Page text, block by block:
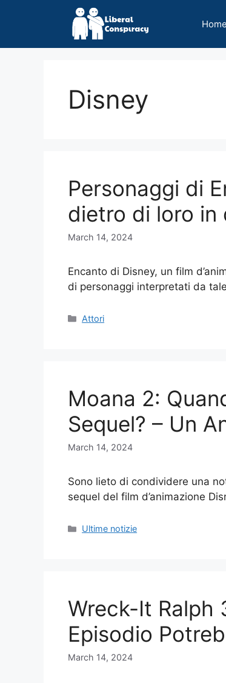
Home
Disney
Personaggi di
dietro di loro in
March 14, 2024
Encanto di Disney, un film
di personaggi interpretati da
Categories
Attori
Moana 2:
Sequel? – Un
March 14, 2024
Sono lieto di condividere una
sequel del film d’animazione
Categories
Ultime notizie
Wreck-It Ralph
Episodio
March 14, 2024